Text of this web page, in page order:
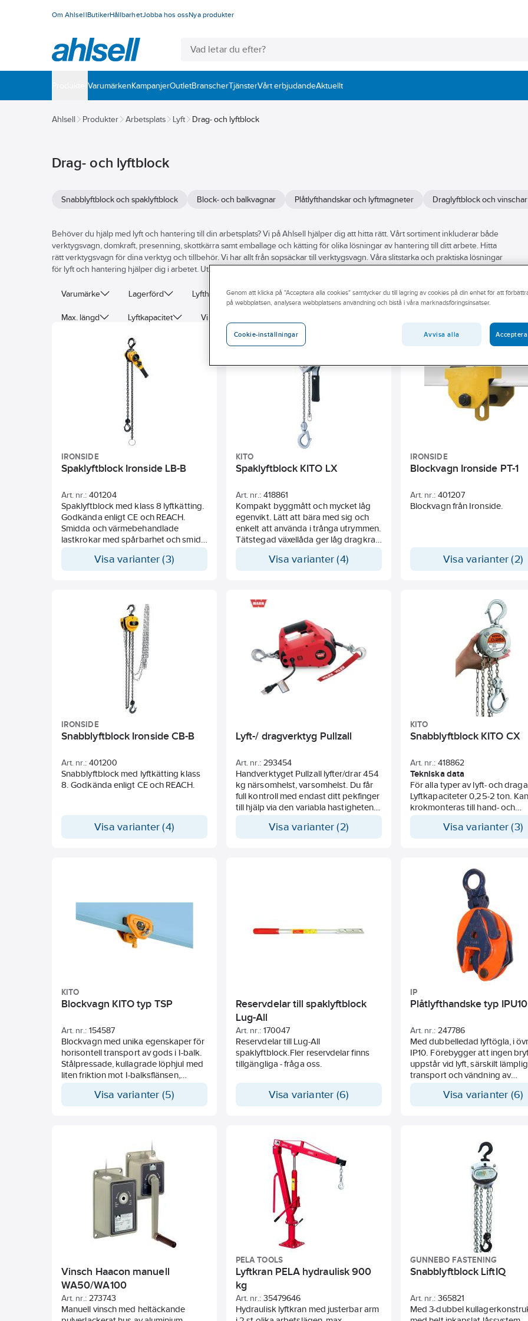
Om AhlsellButikerHållbarhetJobba hos ossNya produkter
VarumärkenKampanjerOutletBranscherTjänsterVårt erbjudandeAktuellt
Ahlsell Produkter Arbetsplats Lyft Drag- och lyftblock
Drag- och lyftblock
Snabblyftblock och spaklyftblock Block- och balkvagnar Plåtlyfthandskar och lyftmagneter Draglyftblock och vinschar
Behöver du hjälp med lyft och hantering till din arbetsplats? Vi på Ahlsell hjälper dig att hitta rätt. Vårt sortiment inkluderar både
verktygsvagn, domkraft, presenning, skottkärra samt emballage och kätting för olika lösningar av hantering till ditt arbete. Hitta
rätt verktygsvagn för dina verktyg och tillbehör. Vi har allt från sopsäckar till verktygsvagn. Våra slitstarka och praktiska lösningar
för lyft och hantering hjälper dig i arbetet. Utforska vårt breda utbud online eller besök din närmsta Ahlsell-butik.
Varumärke Lagerförd Lyfthöjd Lyftkapacitet Antal kättingparter Min krokavstånd
Max. längd Lyftkapacitet Vikt
IRONSIDE
Spaklyftblock Ironside LB-B
Art. nr.: 401204
Spaklyftblock med klass 8 lyftkätting.
Godkända enligt CE och REACH.
Smidda och värmebehandlade
lastkrokar med spårbarhet och smidd
Visa varianter (3)
KITO
Spaklyftblock KITO LX
Art. nr.: 418861
Kompakt byggmått och mycket låg
egenvikt. Lätt att bära med sig och
enkelt att använda i trånga utrymmen.
Tätstegad växellåda ger låg dragkraft
uppspänning på lyftkättingen mellan
till LX 250. Högre lyfthöjder på
Tekniska data
Visa varianter (4)
IRONSIDE
Blockvagn Ironside PT-1
Art. nr.: 401207
Blockvagn från Ironside.
Visa varianter (2)
IRONSIDE
Snabblyftblock Ironside CB-B
Art. nr.: 401200
Snabblyftblock med lyftkätting klass
8. Godkända enligt CE och REACH.
Visa varianter (4)
Lyft-/ dragverktyg Pullzall
Art. nr.: 293454
Handverktyget Pullzall lyfter/drar 454
kg närsomhelst, varsomhelst. Du får
full kontroll med endast ditt pekfinger
till hjälp via den variabla hastigheten
ett tryck på knappen bestämmer du
Visa varianter (2)
KITO
Snabblyftblock KITO CX
Art. nr.: 418862
Tekniska data
För alla typer av lyft- och
Lyftkapaciteter 0,25-2 ton. Kan
krokmonteras till hand- och
med sitt aluminiumhus extremt
Visa varianter (3)
KITO
Blockvagn KITO typ TSP
Art. nr.: 154587
Blockvagn med unika egenskaper för
horisontell transport av gods i I-balk.
Stålpressade, kullagrade löphjul med
liten friktion mot I-balksflänsen,
laster från 500 kg till 20 ton,
är utrustade med gummibuffert som
dämpar stoppet. KITO blockvagnar
finns även som elåkvagnar med 1 eller
2 hastigheter.
Visa varianter (5)
Reservdelar till spaklyftblock
Lug-All
Art. nr.: 170047
Reservdelar till Lug-All
spaklyftblock.Fler reservdelar finns
tillgängliga - fråga oss.
Visa varianter (6)
IP
Plåtlyfthandske typ IPU10
Art. nr.: 247786
Med dubbelledad lyftögla, i
IP10. Förebygger att ingen
uppstår vid lyft, särskilt
transport och vändning av
lyft av plåt med hårdhet upp till
Visa varianter (6)
Vinsch Haacon manuell
WA50/WA100
Art. nr.: 273743
Manuell vinsch med heltäckande
PELA TOOLS
Lyftkran PELA hydraulisk 900
kg
Art. nr.: 35479646
Hydraulisk lyftkran med justerbar arm
GUNNEBO FASTENING
Snabblyftblock LiftIQ
Art. nr.: 365821
Med 3-dubbel
Genom att klicka på "Acceptera alla cookies" samtycker du till lagring av cookies på din enhet för att
på webbplatsen, analysera webbplatsens användning och bistå i våra marknadsföringsinsatser.
Cookie-inställningar Avvisa alla